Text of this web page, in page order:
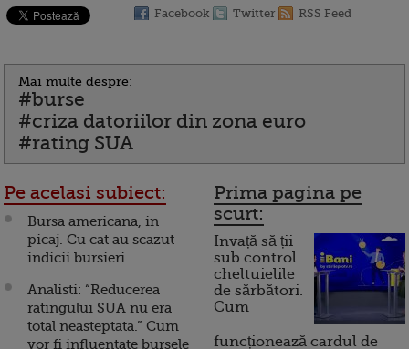
Facebook Twitter RSS Feed
Mai multe despre:
#burse
#criza datoriilor din zona euro
#rating SUA
Pe acelasi subiect:
Bursa americana, in
picaj. Cu cat au scazut
indicii bursieri
Analisti: “Reducerea
ratingului SUA nu era
total neasteptata.” Cum
vor fi influentate bursele
Prima pagina pe
scurt:
Invață să ții
sub control
cheltuielile
de sărbători.
Cum
funcționează cardul de